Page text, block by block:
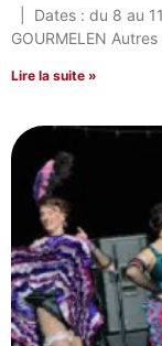
| Dates : du 8 au
GOURMELEN
Lire la suite »